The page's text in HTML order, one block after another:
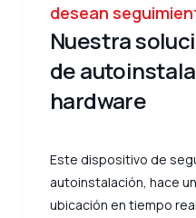
desean
Nuestra
de
hardware
Este dispositivo de
autoinstalación, hace
ubicación en tiempo